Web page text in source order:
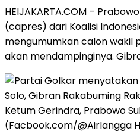
HEIJAKARTA.COM –
(capres) dari Koalisi
mengumumkan calon wakil
akan mendampinginya.